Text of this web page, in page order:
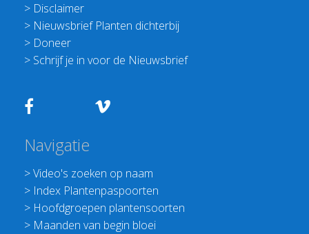
> Disclaimer
> Nieuwsbrief Planten dichterbij
> Doneer
> Schrijf je in voor de Nieuwsbrief
Navigatie
>Video's zoeken op naam
> Index Plantenpaspoorten
> Hoofdgroepen plantensoorten
> Maanden van begin bloei